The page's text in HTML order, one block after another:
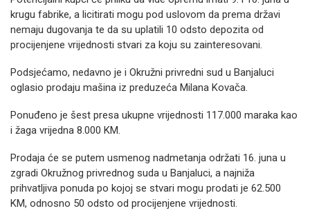
krugu fabrike, a licitirati mogu pod uslovom da prema državi
nemaju dugovanja te da su uplatili 10 odsto depozita od
procijenjene vrijednosti stvari za koju su zainteresovani.
Podsjećamo, nedavno je i Okružni privredni sud u Banjaluci
oglasio prodaju mašina iz preduzeća Milana Kovača.
Ponuđeno je šest presa ukupne vrijednosti 117.000 maraka kao
i žaga vrijedna 8.000 KM.
Prodaja će se putem usmenog nadmetanja održati 16. juna u
zgradi Okružnog privrednog suda u Banjaluci, a najniža
prihvatljiva ponuda po kojoj se stvari mogu prodati je 62.500
KM, odnosno 50 odsto od procijenjene vrijednosti.